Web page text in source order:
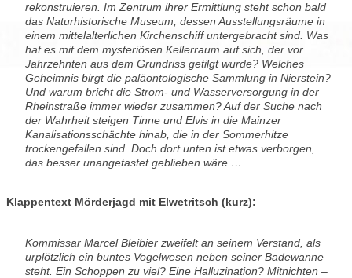
rekonstruieren. Im Zentrum ihrer Ermittlung steht schon bald
das Naturhistorische Museum, dessen Ausstellungsräume in
einem mittelalterlichen Kirchenschiff untergebracht sind. Was
hat es mit dem mysteriösen Kellerraum auf sich, der vor
Jahrzehnten aus dem Grundriss getilgt wurde? Welches
Geheimnis birgt die paläontologische Sammlung in Nierstein?
Und warum bricht die Strom- und Wasserversorgung in der
Rheinstraße immer wieder zusammen? Auf der Suche nach
der Wahrheit steigen Tinne und Elvis in die Mainzer
Kanalisationsschächte hinab, die in der Sommerhitze
trockengefallen sind. Doch dort unten ist etwas verborgen,
das besser unangetastet geblieben wäre …
Klappentext Mörderjagd mit Elwetritsch (kurz):
Kommissar Marcel Bleibier zweifelt an seinem Verstand, als
urplötzlich ein buntes Vogelwesen neben seiner Badewanne
steht. Ein Schoppen zu viel? Eine Halluzination? Mitnichten –